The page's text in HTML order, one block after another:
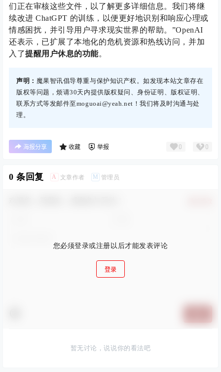
们正在审核这些文件，以了解更多详细信息。我们将继
续改进 ChatGPT 的训练，以便更好地识别和响应心理或
情感困扰，并引导用户寻求现实世界的帮助。”OpenAI
还表示，已扩展了本地化的危机资源和热线访问，并加
入了提醒用户休息的功能。
声明： 魔果智讯倡导尊重与保护知识产权。如发现本站文章存在
版权等问题，烦请30天内提供版权疑问、身份证明、版权证明、
联系方式等发邮件至moguoai@yeah.net！我们将及时沟通与处
理。
海报分享 收藏 举报 0 0
0 条回复 A 文章作者 M 管理员
您必须登录或注册以后才能发表评论
登录
暂无讨论，说说你的看法吧